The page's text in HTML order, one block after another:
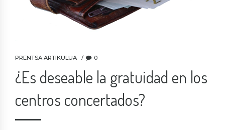
PRENTSA ARTIKULUA 0
¿Es deseable la gratuidad en los
centros concertados?